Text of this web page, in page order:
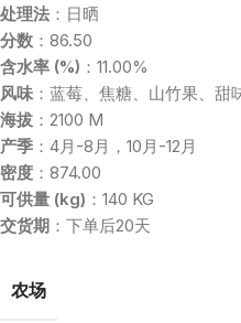
处理法 ：日晒
分数 ：86.50
含水率 (%) ：11.00%
风味 ：蓝莓、焦糖、山竹果、
海拔 ：2100 M
产季 ：4月-8月，10月-12月
密度 ：874.00
可供量 (kg) ：140 KG
交货期 ：下单后20天
农场